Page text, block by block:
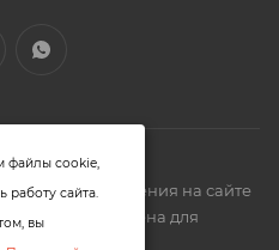
Предложения на сайте
представлена для
файлы cookie,
работу сайта.
вы